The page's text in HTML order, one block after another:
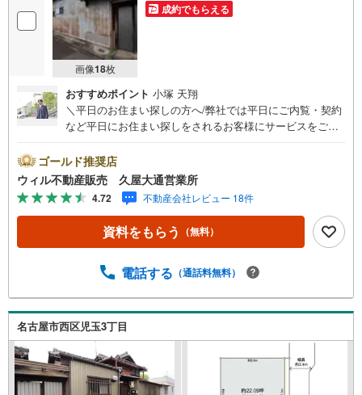
画像18枚
成約でもらえる
おすすめポイント 小塚 天翔
＼平日のお住まい探しの方へ/弊社では平日にご内覧・契約
など平日にお住まい探しをされるお客様にサービスをご用
時まで”毎日”営業しています。事前にご予約頂きましたら営
業時間外でのご内覧もご対応いたします。＼本物件の他に
も気になる物件がある方へ/不動産業者間で不動産情報が共
有されているので、名古屋市全域や、その他隣接エリアで
もご内覧が可能です！ 【ウィル不動産販売 久屋大通営業
所】◎地下鉄東山線「栄」駅7A出口から徒歩1分、名城線
ズスペースあり◎営業時間 10:00～19:00（定休日無し） 上
軽にご連絡下さい！現地を見学される場合は「室内・現地
を見学する（無料）」ボタンよりご希望の日時をご記入い
ただけますとスムーズにご案内が可能です。
ゴールド推奨店
ウィル不動産販売 久屋大通営業所
4.72 不動産会社レビュー 18件
資料をもらう （無料）
電話する （通話料無料）
名古屋市西区児玉3丁目